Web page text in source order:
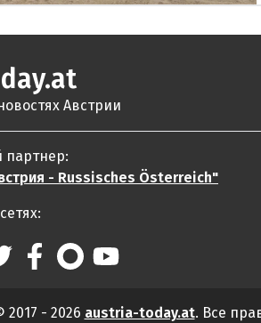
Австрии
- Russisches Österreich"
2017 - 2026 austria-today.at. Все